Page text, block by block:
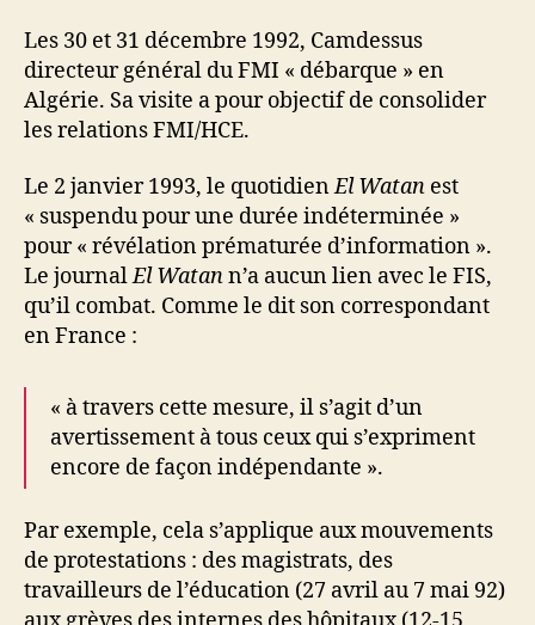
Les 30 et 31 décembre 1992, Camdessus
directeur général du FMI « débarque » en
Algérie. Sa visite a pour objectif de consolider
les relations FMI/HCE.
Le 2 janvier 1993, le quotidienEl Watan est
« suspendu pour une durée indéterminée »
pour « révélation prématurée d’information ».
Le journalEl Watann’a aucun lien avec le FIS,
qu’il combat. Comme le dit son correspondant
en France :
« à travers cette mesure, il s’agit d’un
avertissement à tous ceux qui s’expriment
encore de façon indépendante ».
Par exemple, cela s’applique aux mouvements
de protestations : des magistrats, des
travailleurs de l’éducation (27 avril au 7 mai 92)